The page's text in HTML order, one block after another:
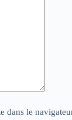
dans le